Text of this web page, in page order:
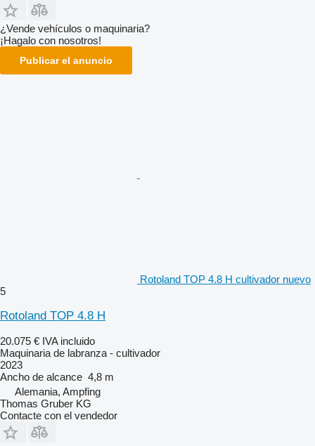
¿Vende vehículos o maquinaria?
¡Hagalo con nosotros!
Publicar el anuncio
Rotoland TOP 4.8 H cultivador nuevo
5
Rotoland TOP 4.8 H
20.075 € IVA incluido
Maquinaria de labranza - cultivador
2023
Ancho de alcance 4,8 m
Alemania, Ampfing
Thomas Gruber KG
Contacte con el vendedor